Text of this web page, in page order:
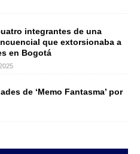
integrantes de una
que extorsionaba a
en Bogotá
de ‘Memo Fantasma’ por